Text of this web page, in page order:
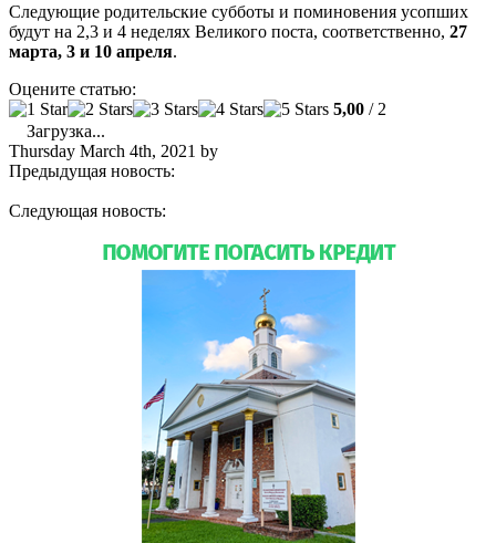
Следующие родительские субботы и поминовения усопших
будут на 2,3 и 4 неделях Великого поста, соответственно, 27
марта, 3 и 10 апреля.
Оцените статью:
5,00 / 2
Загрузка...
Thursday March 4th, 2021 by
Предыдущая новость:
Следующая новость: